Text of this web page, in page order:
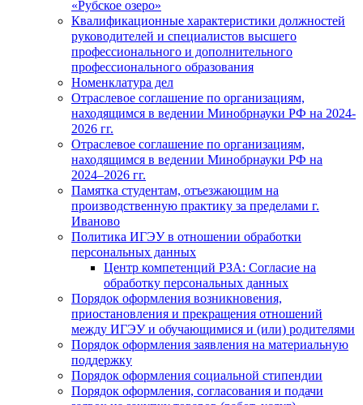
«Рубское озеро»
Квалификационные характеристики должностей
руководителей и специалистов высшего
профессионального и дополнительного
профессионального образования
Номенклатура дел
Отраслевое соглашение по организациям,
находящимся в ведении Минобрнауки РФ на 2024-
2026 гг.
Отраслевое соглашение по организациям,
находящимся в ведении Минобрнауки РФ на
2024–2026 гг.
Памятка студентам, отъезжающим на
производственную практику за пределами г.
Иваново
Политика ИГЭУ в отношении обработки
персональных данных
Центр компетенций РЗА: Согласие на
обработку персональных данных
Порядок оформления возникновения,
приостановления и прекращения отношений
между ИГЭУ и обучающимися и (или) родителями
Порядок оформления заявления на материальную
поддержку
Порядок оформления социальной стипендии
Порядок оформления, согласования и подачи